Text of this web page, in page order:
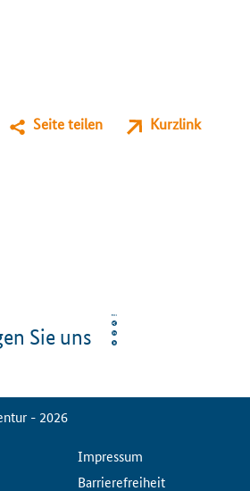
Seite teilen Kurzlink
Sie uns
- 2026
ServiceMenuImpressum
Barrierefreiheit